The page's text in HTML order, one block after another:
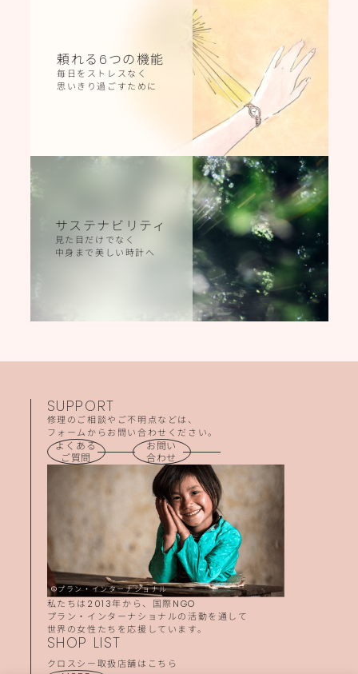
頼れる 6つの機能
毎日をストレスなく
思いきり過ごすために
サステナビリティ
見た目だけでなく
中身まで美しい時計へ
SUPPORT
修理のご相談やご不明点などは、
フォームからお問い合わせください。
よくある
ご質問
お問い
合わせ
©プラン・インターナショナル
私たちは2013年から、国際NGO
プラン・インターナショナルの活動を通して
世界の女性たちを応援しています。
SHOP LIST
クロスシー取扱店舗はこちら